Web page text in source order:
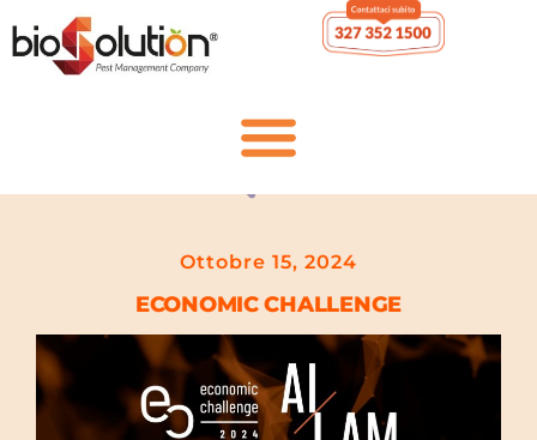
Ottobre 15, 2024
ECONOMIC CHALLENGE